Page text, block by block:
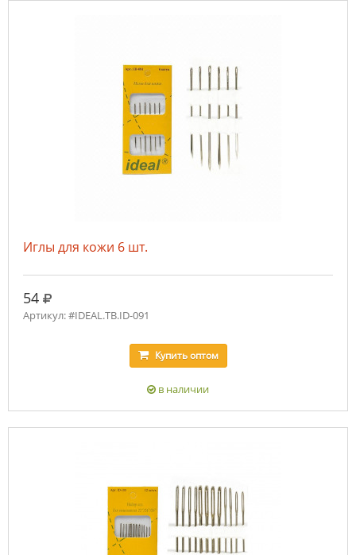
Иглы для кожи 6 шт.
54 руб.
Артикул: #IDEAL.ТВ.ID-091
Купитьоптом
в наличии